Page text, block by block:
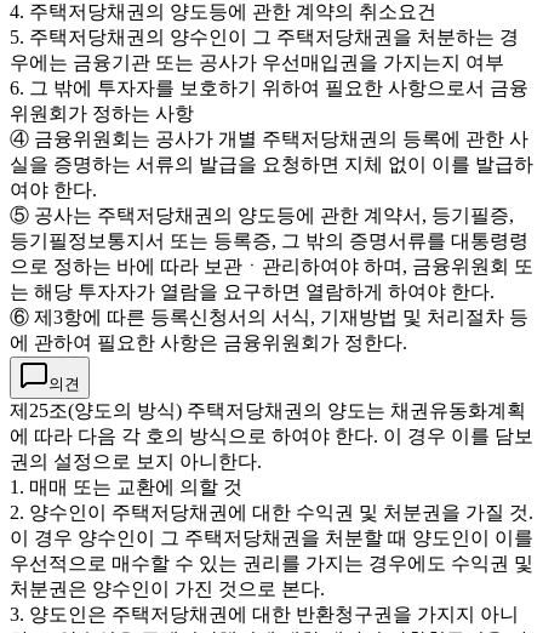
4. 주택저당채권의 양도등에 관한 계약의 취소요건
5. 주택저당채권의 양수인이 그 주택저당채권을 처분하는 경
우에는 금융기관 또는 공사가 우선매입권을 가지는지 여부
6. 그 밖에 투자자를 보호하기 위하여 필요한 사항으로서 금융
위원회가 정하는 사항
④ 금융위원회는 공사가 개별 주택저당채권의 등록에 관한 사
실을 증명하는 서류의 발급을 요청하면 지체 없이 이를 발급하
여야 한다.
⑤ 공사는 주택저당채권의 양도등에 관한 계약서, 등기필증,
등기필정보통지서 또는 등록증, 그 밖의 증명서류를 대통령령
으로 정하는 바에 따라 보관ㆍ관리하여야 하며, 금융위원회 또
는 해당 투자자가 열람을 요구하면 열람하게 하여야 한다.
⑥ 제3항에 따른 등록신청서의 서식, 기재방법 및 처리절차 등
에 관하여 필요한 사항은 금융위원회가 정한다.
의견
제25조(양도의 방식) 주택저당채권의 양도는 채권유동화계획
에 따라 다음 각 호의 방식으로 하여야 한다. 이 경우 이를 담보
권의 설정으로 보지 아니한다.
1. 매매 또는 교환에 의할 것
2. 양수인이 주택저당채권에 대한 수익권 및 처분권을 가질 것.
이 경우 양수인이 그 주택저당채권을 처분할 때 양도인이 이를
우선적으로 매수할 수 있는 권리를 가지는 경우에도 수익권 및
처분권은 양수인이 가진 것으로 본다.
3. 양도인은 주택저당채권에 대한 반환청구권을 가지지 아니